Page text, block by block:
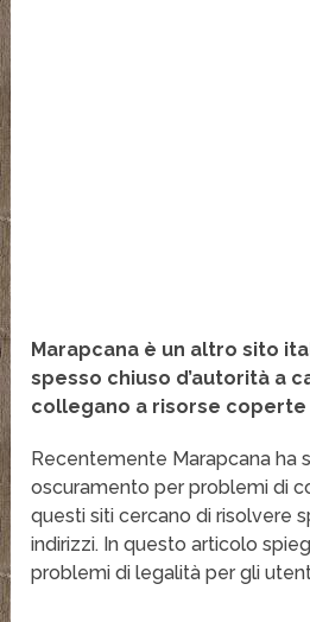
Marapcana è un altro sito
spesso chiuso d’autorità a
collegano a risorse
Recentemente Marapcana ha
oscuramento per problemi di
questi siti cercano di risolvere
indirizzi. In questo articolo
problemi di legalità per gli